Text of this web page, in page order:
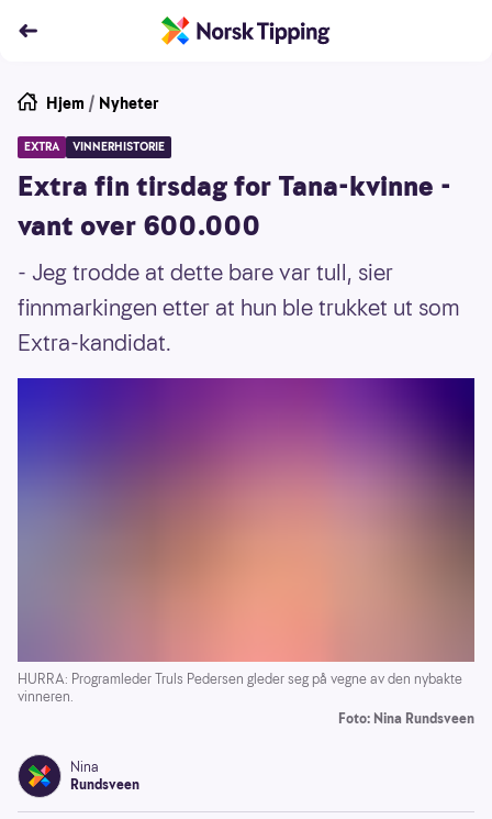
Hjem / Nyheter
EXTRA VINNERHISTORIE
Extra fin tirsdag for Tana-kvinne -
vant over 600.000
- Jeg trodde at dette bare var tull, sier
finnmarkingen etter at hun ble trukket ut som
Extra-kandidat.
HURRA: Programleder Truls Pedersen gleder seg på vegne av den nybakte
vinneren.
Foto: Nina Rundsveen
Nina
Rundsveen